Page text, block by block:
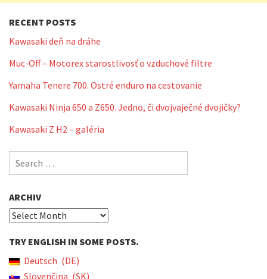
RECENT POSTS
Kawasaki deň na dráhe
Muc-Off – Motorex starostlivosť o vzduchové filtre
Yamaha Tenere 700. Ostré enduro na cestovanie
Kawasaki Ninja 650 a Z650. Jedno, či dvojvaječné dvojičky?
Kawasaki Z H2 – galéria
Search
for:
ARCHIV
Archiv
TRY ENGLISH IN SOME POSTS.
Deutsch
DE
Slovenčina
SK